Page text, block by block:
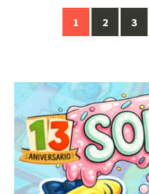
navigation
1 2 3